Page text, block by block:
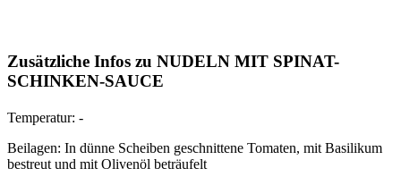
Zusätzliche Infos zu NUDELN MIT SPINAT-
SCHINKEN-SAUCE
Temperatur: -
Beilagen: In dünne Scheiben geschnittene Tomaten, mit Basilikum
bestreut und mit Olivenöl beträufelt